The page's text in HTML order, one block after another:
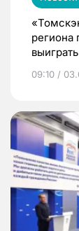
региона
09:10 /